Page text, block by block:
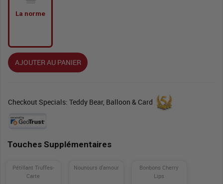
La norme
AJOUTER AU PANIER
Checkout Specials: Teddy Bear, Balloon & Card
Touches Supplémentaires
Pétillant Truffes-
Carte
Nounours d'amour
Bonbons Cherry
Lips